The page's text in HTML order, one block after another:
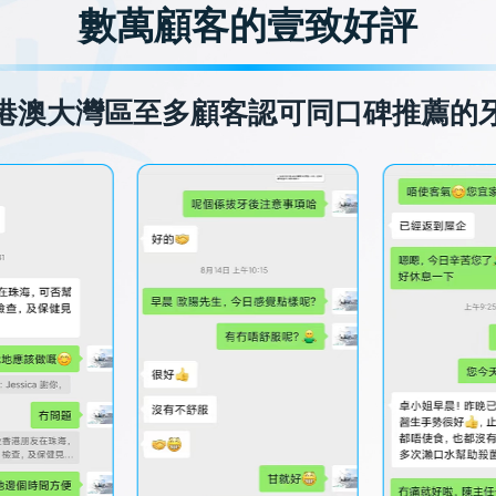
數萬顧客的壹致好評
澳大灣區至多顧客認可同口碑推薦的